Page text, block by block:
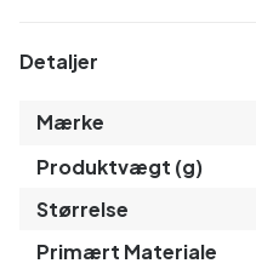
Detaljer
Mærke
Produktvægt (g)
Størrelse
Primært Materiale